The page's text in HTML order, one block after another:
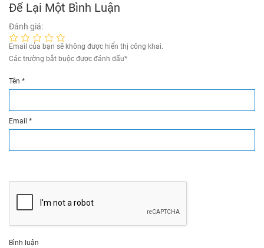
Để Lại Một Bình Luận
Đánh giá:
Email của bạn sẽ không được hiển thị công khai.
Các trường bắt buộc được đánh dấu*
Tên *
Email *
Bình luận